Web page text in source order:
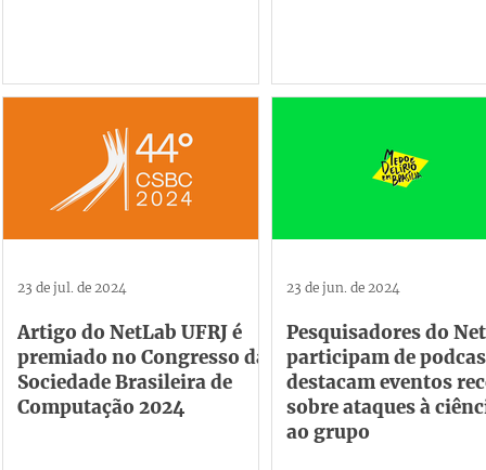
Artigo do NetLab UFRJ é
premiado no Congresso da
Sociedade Brasileira de
Computação 2024
23 de jul. de 2024
Pesquisadores do
participam de
destacam eventos
sobre ataques à
ao grupo
23 de jun. de 2024